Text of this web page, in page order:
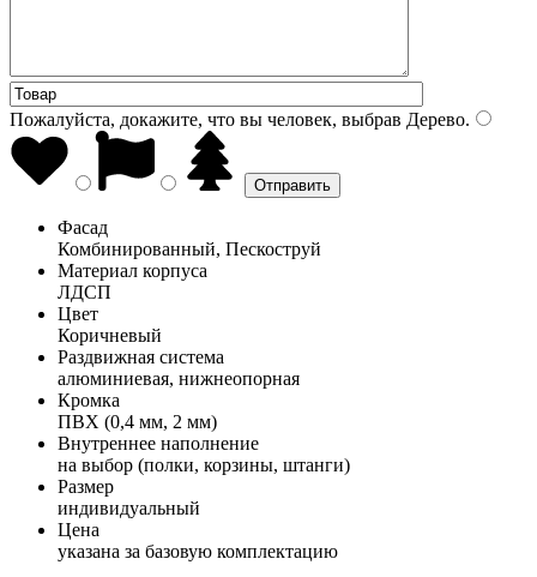
Пожалуйста, докажите, что вы человек, выбрав Дерево.
Фасад
Комбинированный, Пескоструй
Материал корпуса
ЛДСП
Цвет
Коричневый
Раздвижная система
алюминиевая, нижнеопорная
Кромка
ПВХ (0,4 мм, 2 мм)
Внутреннее наполнение
на выбор (полки, корзины, штанги)
Размер
индивидуальный
Цена
указана за базовую комплектацию